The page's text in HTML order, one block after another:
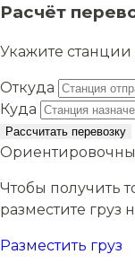
Расчёт
Укажите
Откуда
Куда
Рассчитать перевозку
Чтобы получить
разместите груз
Разместить груз